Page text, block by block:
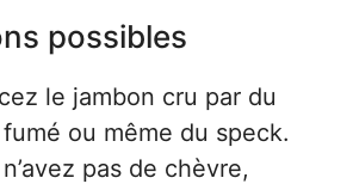
possibles
le jambon cru par du
ou même du speck.
pas de chèvre,